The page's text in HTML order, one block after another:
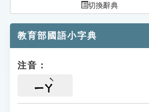
切換辭典
教育部國語小字典
注音：
ㄧㄚ